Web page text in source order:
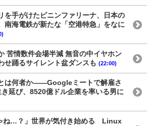
を手がけたピニンファリーナ、日本の
南海電鉄が新たな「空港特急」をなに
苦情数件会場半減 無音の中イヤホン
せ踊るサイレント盆ダンスも (22:00)
は何者か——Googleミートで解雇さ
延び、8520億ドル企業を率いる男に
ね…？」世界が気付き始める Linux